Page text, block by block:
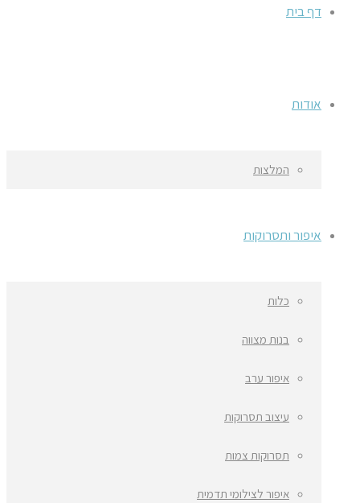
דף בית
אודות
המלצות
איפור ותסרוקות
כלות
בנות מצווה
איפור ערב
עיצוב תסרוקות
תסרוקות צמות
איפור לצילומי תדמית